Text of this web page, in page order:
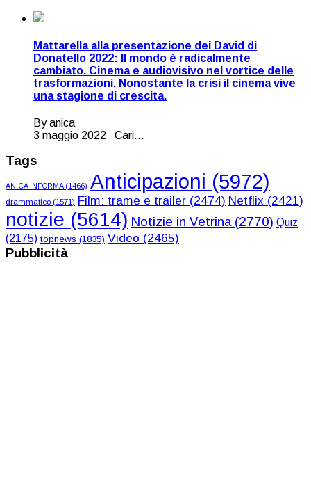
Mattarella alla presentazione dei David di
Donatello 2022: Il mondo è radicalmente
cambiato. Cinema e audiovisivo nel vortice delle
trasformazioni. Nonostante la crisi il cinema vive
una stagione di crescita.
By anica
3 maggio 2022 Cari...
Tags
ANICA INFORMA(1466) Anticipazioni (5972)
drammatico (1571) Film: trame e trailer (2474) Netflix (2421)
notizie (5614) Notizie in Vetrina(2770) Quiz
(2175) topnews (1835) Video (2465)
Pubblicità